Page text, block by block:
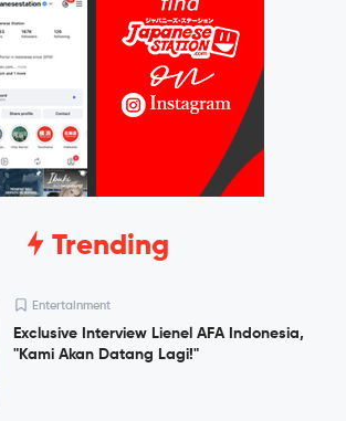
Trending
Entertainment
Exclusive Interview Lienel AFA Indonesia,
"Kami Akan Datang Lagi!"